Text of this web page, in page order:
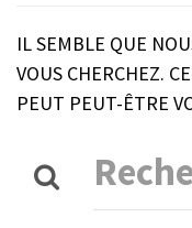
IL SEMBLE QUE
VOUS CHERCHEZ.
PEUT PEUT-ÊTRE